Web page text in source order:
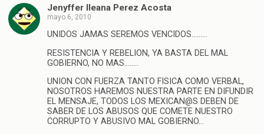
Jenyffer Ileana Perez Acosta
mayo 6, 2010
UNIDOS JAMAS SEREMOS VENCIDOS………
RESISTENCIA Y REBELION, YA BASTA DEL MAL
GOBIERNO, NO MAS……..
UNION CON FUERZA TANTO FISICA COMO VERBAL,
NOSOTROS HAREMOS NUESTRA PARTE EN DIFUNDIR
EL MENSAJE, TODOS LOS MEXICAN@S DEBEN DE
SABER DE LOS ABUSOS QUE COMETE NUESTRO
CORRUPTO Y ABUSIVO MAL GOBIERNO…